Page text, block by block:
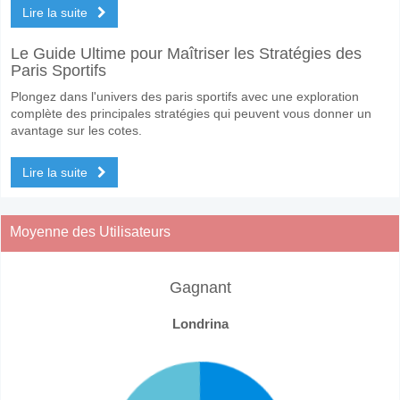
Lire la suite
Le Guide Ultime pour Maîtriser les Stratégies des
Paris Sportifs
Plongez dans l'univers des paris sportifs avec une exploration
complète des principales stratégies qui peuvent vous donner un
avantage sur les cotes.
Lire la suite
Moyenne des Utilisateurs
Gagnant
Londrina